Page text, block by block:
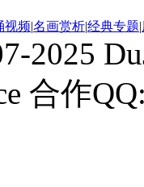
视频|名画赏析|经典专题|
2025
合作